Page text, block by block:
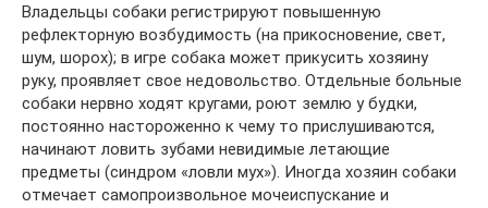
Владельцы собаки регистрируют повышенную
рефлекторную возбудимость (на прикосновение, свет,
шум, шорох); в игре собака может прикусить хозяину
руку, проявляет свое недовольство. Отдельные больные
собаки нервно ходят кругами, роют землю у будки,
постоянно настороженно к чему то прислушиваются,
начинают ловить зубами невидимые летающие
предметы (синдром «ловли мух»). Иногда хозяин собаки
отмечает самопроизвольное мочеиспускание и